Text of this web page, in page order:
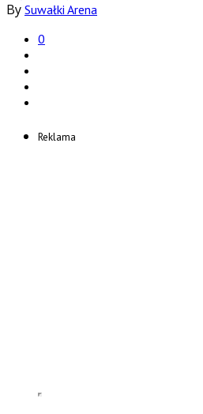
By Suwałki Arena
0
Reklama